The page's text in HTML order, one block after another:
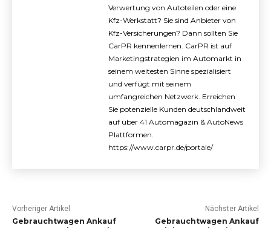
Verwertung von Autoteilen oder eine
Kfz-Werkstatt? Sie sind Anbieter von
Kfz-Versicherungen? Dann sollten Sie
CarPR kennenlernen. CarPR ist auf
Marketingstrategien im Automarkt in
seinem weitesten Sinne spezialisiert
und verfügt mit seinem
umfangreichen Netzwerk. Erreichen
Sie potenzielle Kunden deutschlandweit
auf über 41 Automagazin & AutoNews
Plattformen.
https://www.carpr.de/portale/
Vorheriger Artikel
Gebrauchtwagen Ankauf
Nächster Artikel
Gebrauchtwagen Ankauf